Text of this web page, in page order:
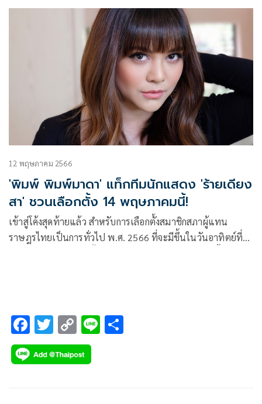
ช่อง MONO29 เป็นที่แรก ถึงจุดเปลี่ยนชีวิตและความรักปัจจุบัน
กับนางงามสาว น้ำเพชร-อิสรีย์ ธรากูพิพัฒน์
12 พฤษภาคม 2566
'พิมพ์ พิมพ์มาดา' แท็กทีมนักแสดง 'ร้ายเดียง
สา' ชวนเลือกตั้ง 14 พฤษภาคมนี้!
เข้าสู่โค้งสุดท้ายแล้ว สำหรับการเลือกตั้งสมาชิกสภาผู้แทน
ราษฎรไทยเป็นการทั่วไป พ.ศ. 2566 ที่จะมีขึ้นในวันอาทิตย์ที่
F
ac
e
T
wi
tt
C
o
p
Li